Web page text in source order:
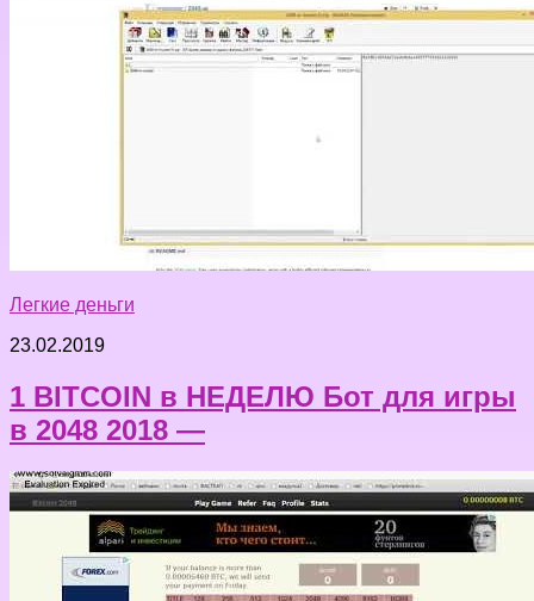
Легкие деньги
23.02.2019
1 BITCOIN в НЕДЕЛЮ Бот для игры
в 2048 2018 —